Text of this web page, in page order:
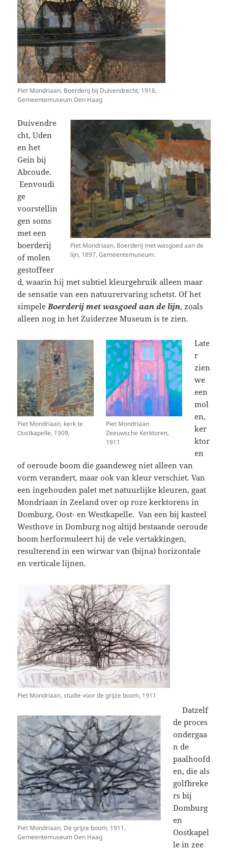
Piet Mondriaan, Boerderij bij Duivendrecht, 1916,
Gemeentemuseum Den Haag
Piet Mondriaan, Boerderij met wasgoed aan de
lijn, 1897, Gemeentemuseum.
Duivendre
cht, Uden
en het
Gein bij
Abcoude.
Eenvoudi
ge
voorstellin
gen soms
met een
boerderij
of molen
gestoffeer
d, waarin hij met subtiel kleurgebruik alleen maar
de sensatie van een natuurervaring schetst. Of het
simpeleBoerderij met wasgoed aan de lijn, zoals
alleen nog in het Zuiderzee Museum is te zien.
Piet Mondriaan, kerk te
Oostkapelle, 1909,
Piet Mondriaan
Zeeuwsche Kerktoren,
1911
Late
r
zien
we
een
mol
en,
ker
ktor
en
of oeroude boom die gaandeweg niet alleen van
vorm verandert, maar ook van kleur verschiet. Van
een ingehouden palet met natuurlijke kleuren, gaat
Mondriaan in Zeeland over op roze kerktorens in
Domburg, Oost- en Westkapelle. Van een bij kasteel
Westhove in Domburg nog altijd bestaande oeroude
boom herformuleert hij de vele vertakkingen,
resulterend in een wirwar van (bijna) horizontale
en verticale lijnen.
Piet Mondriaan, studie voor de grijze boom, 1911
Piet Mondriaan, De grijze boom, 1911,
Gemeentemuseum Den Haag
Datzelf
de proces
ondergaa
n de
paalhoofd
en, die als
golfbreke
rs bij
Domburg
en
Oostkapel
le in zee